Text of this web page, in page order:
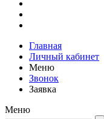
Главная
Личный кабинет
Меню
Звонок
Заявка
Меню